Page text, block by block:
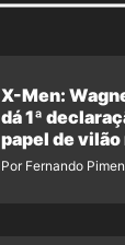
X-Men:
dá 1ª
papel de
da Marvel
Por Fernando